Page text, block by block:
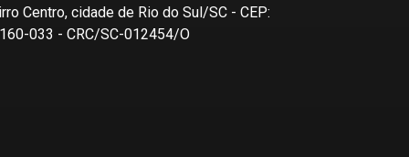
Centro, cidade de Rio do Sul/SC - CEP:
033 - CRC/SC-012454/O